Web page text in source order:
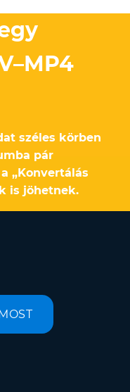
széles körben
pár
„Konvertálás
is jöhetnek.